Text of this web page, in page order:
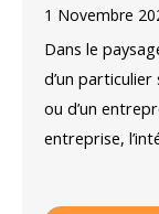
1 Novembre
Dans le
d’un
ou d’un
entreprise,